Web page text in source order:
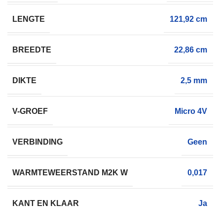
LENGTE 121,92 cm
BREEDTE 22,86 cm
DIKTE 2,5 mm
V-GROEF Micro 4V
VERBINDING Geen
WARMTEWEERSTAND M2K W 0,017
KANT EN KLAAR Ja